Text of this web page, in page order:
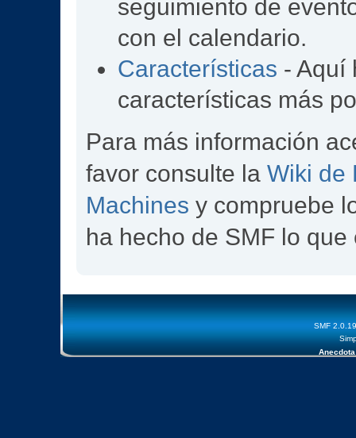
seguimiento de
con el calendario.
Características - Aquí
características más
Para más información
favor consulte laWiki de
Machines y compruebe
ha hecho de SMF lo que
SMF 2.0.19
Anecdota